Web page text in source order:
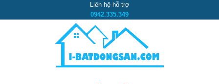
Liên hệ hỗ trợ
0942.335.349